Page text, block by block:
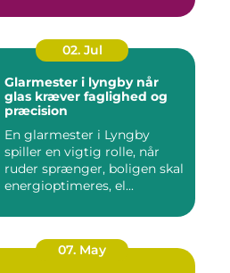
02. Jul
Glarmester i lyngby når
glas kræver faglighed og
præcision
En glarmester i Lyngby
spiller en vigtig rolle, når
ruder sprænger, boligen skal
energioptimeres, el...
07. May